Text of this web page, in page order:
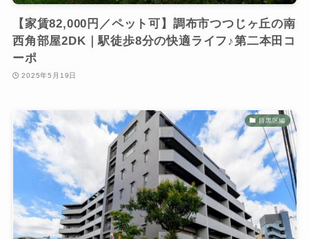
【家賃82,000円／ペット可】調布市つつじヶ丘の南
西角部屋2DK｜駅徒歩8分の快適ライフ♪第二本田コ
ーポ
2025年5月19日
目黒区編